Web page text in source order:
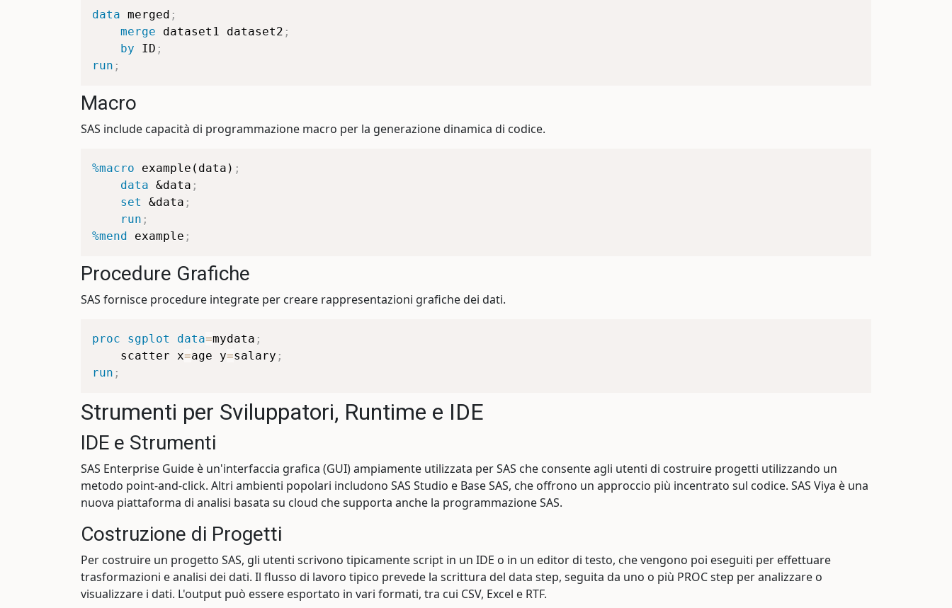
data merged ;
merge dataset1 dataset2 ;
by ID ;
run ;
Macro
SAS include capacità di programmazione macro per la generazione dinamica di codice.
%macro example(data) ;
data &data ;
set
&data ;
run ;
%mend example ;
Procedure Grafiche
SAS fornisce procedure integrate per creare rappresentazioni grafiche dei dati.
proc sgplot data=mydata ;
    scatter x
=age y=salary ;
run ;
Strumenti per Sviluppatori, Runtime e IDE
IDE e Strumenti
SAS Enterprise Guide è un'interfaccia grafica (GUI) ampiamente utilizzata per SAS che consente agli utenti di costruire progetti utilizzando un
metodo point-and-click. Altri ambienti popolari includono SAS Studio e Base SAS, che offrono un approccio più incentrato sul codice. SAS Viya è una
nuova piattaforma di analisi basata su cloud che supporta anche la programmazione SAS.
Costruzione di Progetti
Per costruire un progetto SAS, gli utenti scrivono tipicamente script in un IDE o in un editor di testo, che vengono poi eseguiti per effettuare
trasformazioni e analisi dei dati. Il flusso di lavoro tipico prevede la scrittura del data step, seguita da uno o più PROC step per analizzare o
visualizzare i dati. L'output può essere esportato in vari formati, tra cui CSV, Excel e RTF.